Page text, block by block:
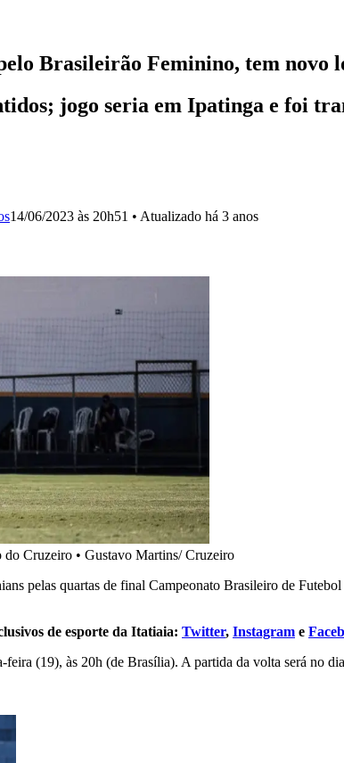
Brasileirão Feminino, tem novo
jogo seria em Ipatinga e foi
14/06/2023 às 20h51 • Atualizado há 3 anos
do Cruzeiro • Gustavo Martins/ Cruzeiro
pelas quartas de final Campeonato Brasileiro de
de esporte da Itatiaia: Twitter, Instagram e
feira (19), às 20h (de Brasília). A partida da volta será no